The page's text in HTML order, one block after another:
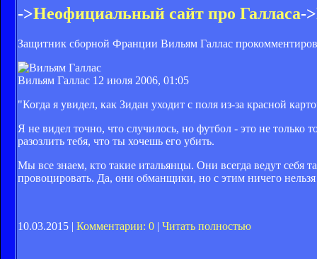
->Неофициальный сайт про Галласа->
Защитник сборной Франции Вильям Галлас
Вильям Галлас 12 июля 2006, 01:05
"Когда я увидел, как Зидан уходит с поля из-за красной
Я не видел точно, что случилось, но футбол - это не
разозлить тебя, что ты хочешь его убить.
Мы все знаем, кто такие итальянцы. Они всегда ведут себя
провоцировать. Да, они обманщики, но с этим ничего нельзя
10.03.2015 | Комментарии: 0 | Читать полностью